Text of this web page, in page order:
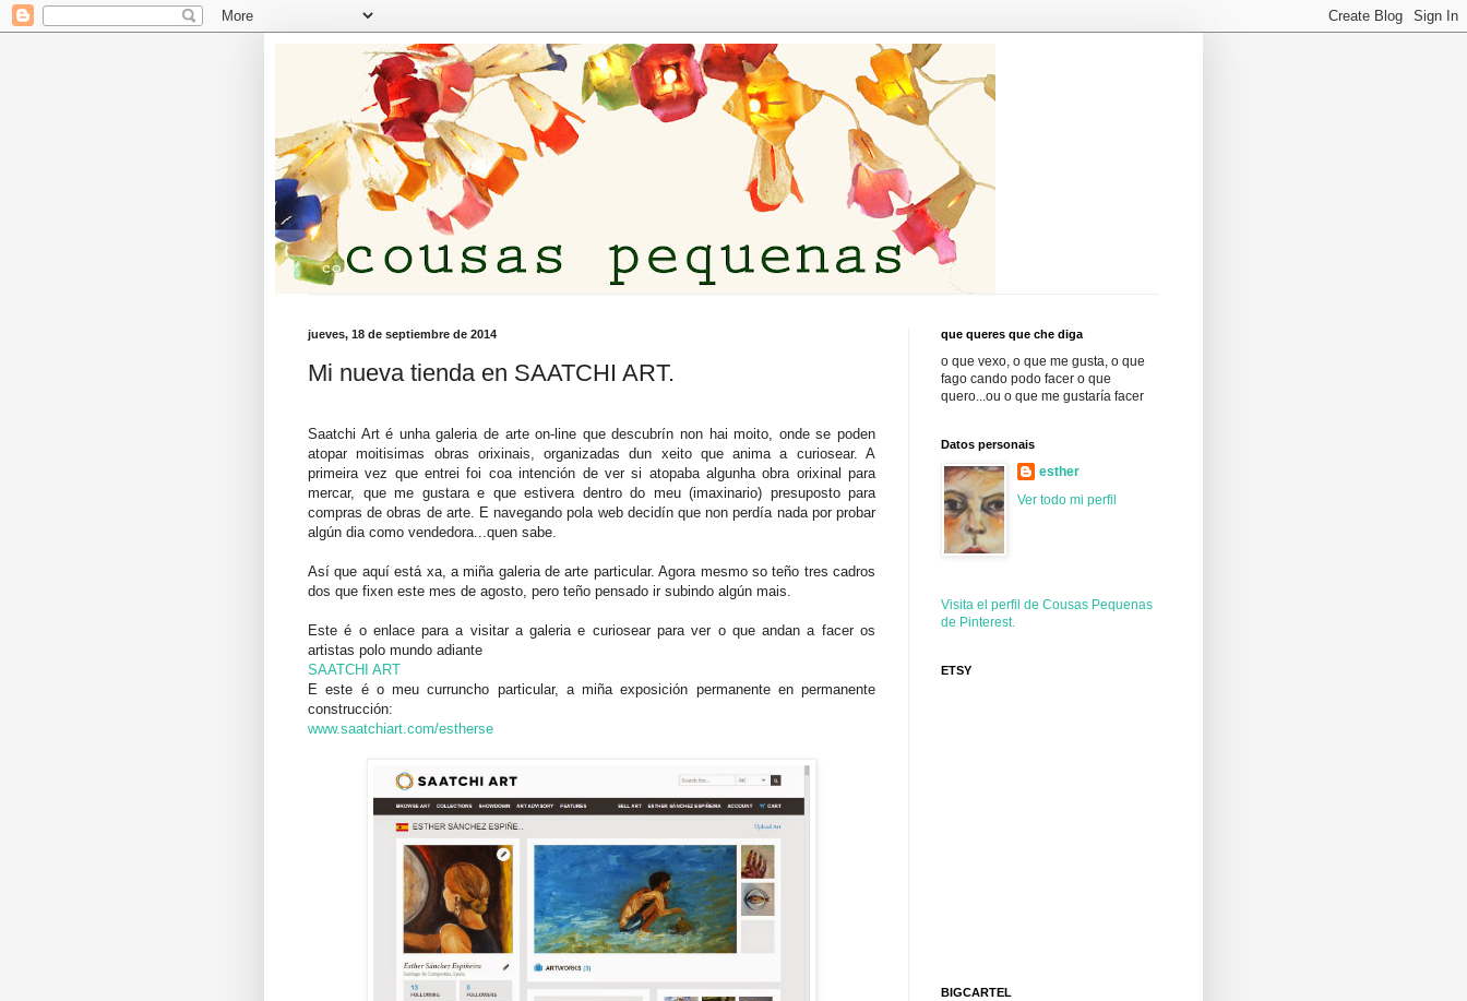
jueves, 18 de septiembre de 2014
Mi nueva tienda en SAATCHI ART.
Saatchi Art é unha galeria de arte on-line que descubrín non hai moito, onde se poden
atopar moitisimas obras orixinais, organizadas dun xeito que anima a curiosear. A
primeira vez que entrei foi coa intención de ver si atopaba algunha obra orixinal para
mercar, que me gustara e que estivera dentro do meu (imaxinario) presuposto para
compras de obras de arte. E navegando pola web decidín que non perdía nada por probar
algún dia como vendedora...quen sabe.
Así que aquí está xa, a miña galeria de arte particular. Agora mesmo so teño tres cadros
dos que fixen este mes de agosto, pero teño pensado ir subindo algún mais.
Este é o enlace para a visitar a galeria e curiosear para ver o que andan a facer os
artistas polo mundo adiante
SAATCHI ART
E este é o meu curruncho particular, a miña exposición permanente en permanente
construcción:
www.saatchiart.com/estherse
que queres que che diga
o que vexo, o que me gusta, o que
fago cando podo facer o que
quero...ou o que me gustaría facer
Datos personais
esther
Ver todo mi perfil
Visita el perfil de Cousas Pequenas
de Pinterest.
ETSY
BIGCARTEL